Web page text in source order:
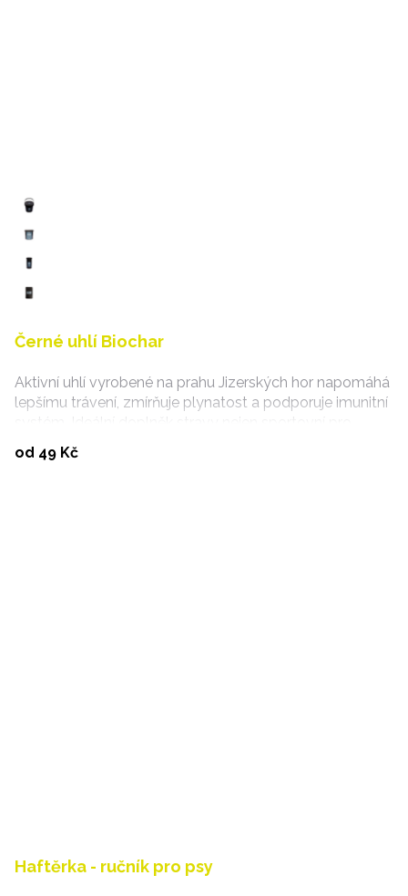
Černé uhlí Biochar
Aktivní uhlí vyrobené na prahu Jizerských hor napomáhá
lepšímu trávení, zmírňuje plynatost a podporuje imunitní
systém. Ideální doplněk stravy nejen sportovní pro
hafany, kteří mají citlivé zažívání.
od 49 Kč
Haftěrka - ručník pro psy